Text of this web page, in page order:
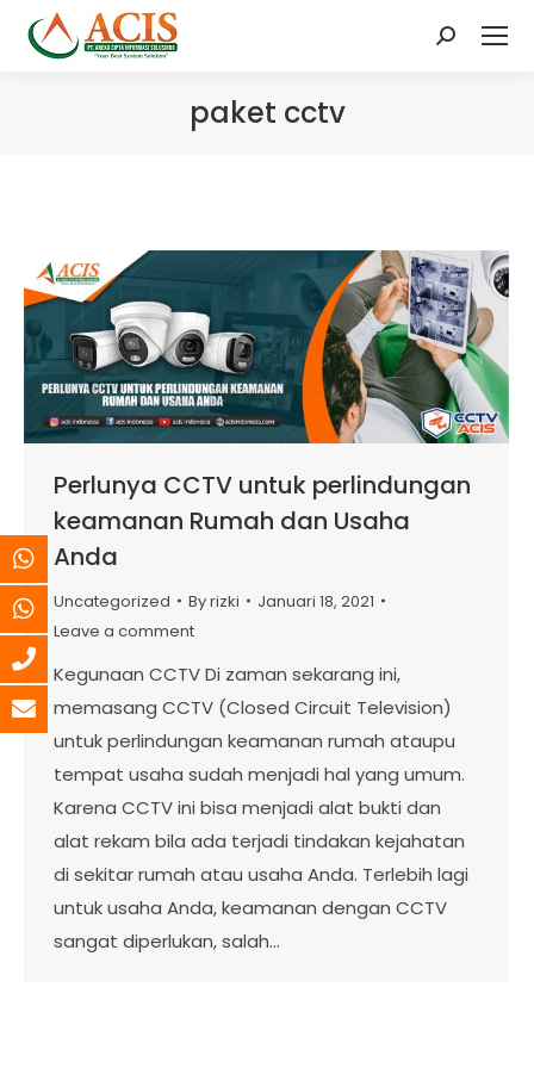
Search:
paket cctv
Perlunya CCTV untuk perlindungan
keamanan Rumah dan Usaha
Anda
Uncategorized Byrizki
Januari 18, 2021
Leave a comment
Kegunaan CCTV Di zaman sekarang ini,
memasang CCTV (Closed Circuit Television)
untuk perlindungan keamanan rumah ataupu
tempat usaha sudah menjadi hal yang umum.
Karena CCTV ini bisa menjadi alat bukti dan
alat rekam bila ada terjadi tindakan kejahatan
di sekitar rumah atau usaha Anda. Terlebih lagi
untuk usaha Anda, keamanan dengan CCTV
sangat diperlukan, salah…